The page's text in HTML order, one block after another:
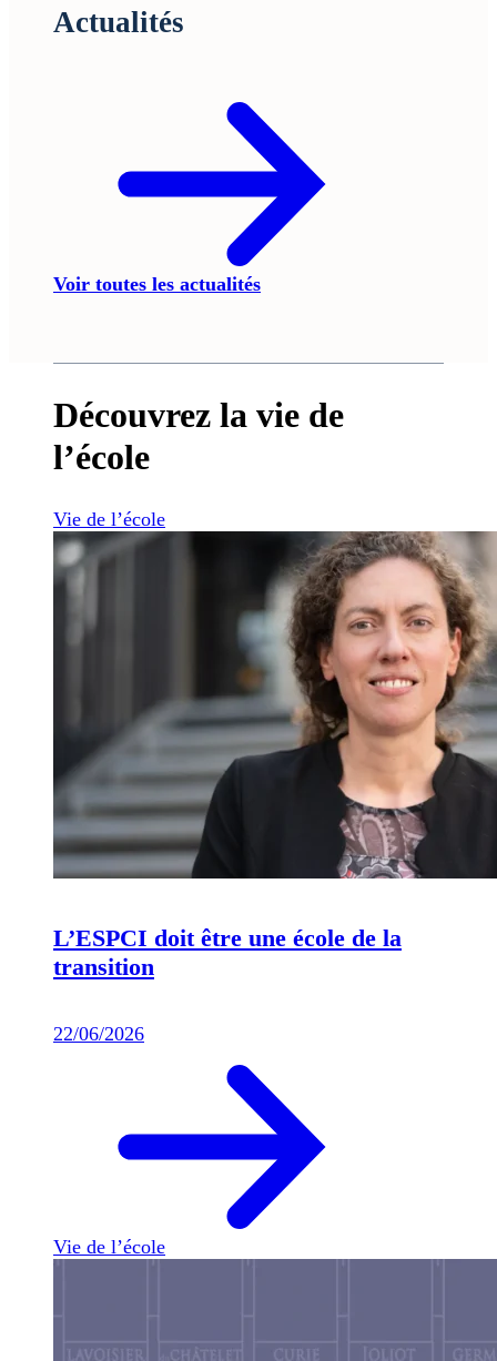
Actualités
Voir toutes les actualités
Découvrez la vie de
l’école
Vie de l’école
L’ESPCI doit être une école de la
transition
22/06/2026
Vie de l’école